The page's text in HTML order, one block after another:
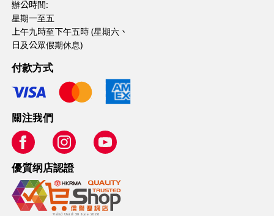
辦公時間:
星期一至五
上午九時至下午五時 (星期六、
日及公眾假期休息)
付款方式
關注我們
優質纲店認證